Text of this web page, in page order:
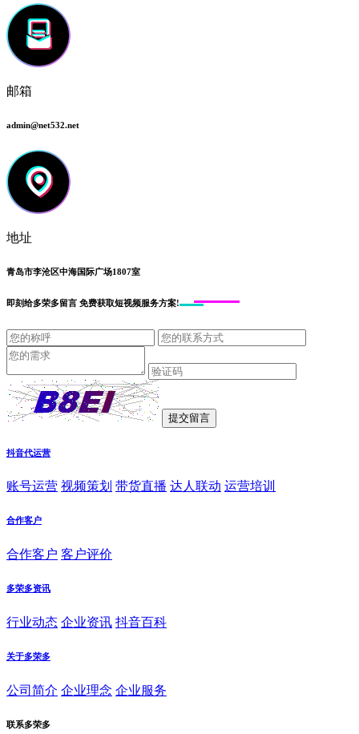
邮箱
admin@net532.net
地址
青岛市李沧区中海国际广场1807室
即刻给多荣多留言 免费获取短视频服务方案!
抖音代运营
账号运营 视频策划 带货直播 达人联动 运营培训
合作客户
合作客户 客户评价
多荣多资讯
行业动态 企业资讯 抖音百科
关于多荣多
公司简介 企业理念 企业服务
联系多荣多